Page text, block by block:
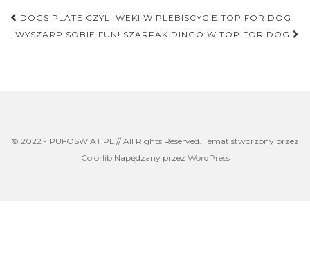
Nawigacja
postu
DOGS PLATE CZYLI WEKI W PLEBISCYCIE TOP FOR DOG
WYSZARP SOBIE FUN! SZARPAK DINGO W TOP FOR DOG
© 2022 - PUFOSWIAT.PL // All Rights Reserved. Temat stworzony przez
ColorlibNapędzany przez WordPress